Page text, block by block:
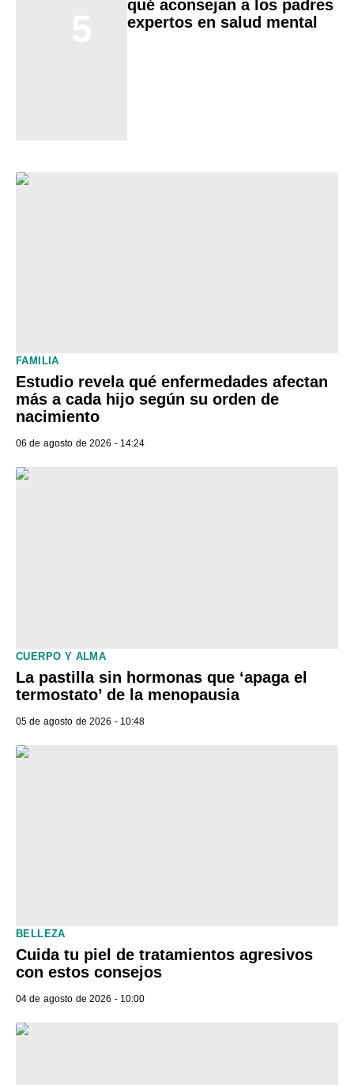
qué aconsejan a los padres
expertos en salud mental
FAMILIA
Estudio revela qué enfermedades afectan
más a cada hijo según su orden de
nacimiento
06 de agosto de 2026 - 14:24
CUERPO Y ALMA
La pastilla sin hormonas que ‘apaga el
termostato’ de la menopausia
05 de agosto de 2026 - 10:48
BELLEZA
Cuida tu piel de tratamientos agresivos
con estos consejos
04 de agosto de 2026 - 10:00